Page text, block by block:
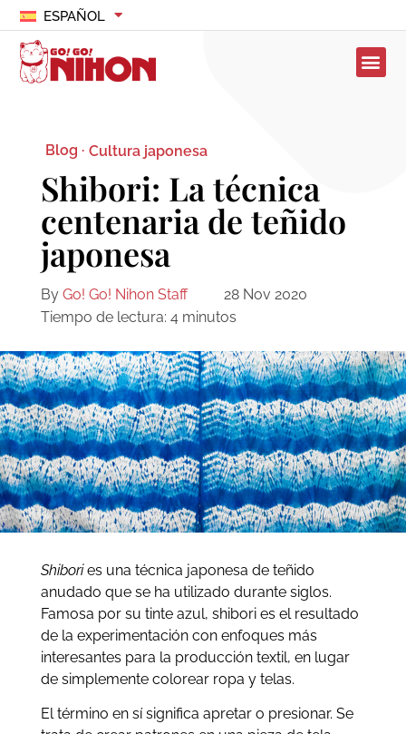
ESPAÑOL
Blog · Cultura japonesa
Shibori: La técnica
centenaria de teñido
japonesa
By Go! Go! Nihon Staff
28 Nov 2020
Tiempo de lectura: 4 minutos
Shibories una técnica japonesa de teñido
anudado que se ha utilizado durante siglos.
Famosa por su tinte azul, shibori es el resultado
de la experimentación con enfoques más
interesantes para la producción textil, en lugar
de simplemente colorear ropa y telas.
El término en sí significa apretar o presionar. Se